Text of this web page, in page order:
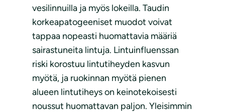
vesilinnuilla ja myös lokeilla. Taudin
korkeapatogeeniset muodot voivat
tappaa nopeasti huomattavia määriä
sairastuneita lintuja. Lintuinfluenssan
riski korostuu lintutiheyden kasvun
myötä, ja ruokinnan myötä pienen
alueen lintutiheys on keinotekoisesti
noussut huomattavan paljon. Yleisimmin